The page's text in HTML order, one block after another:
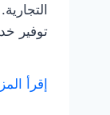
توفير
إقرأ